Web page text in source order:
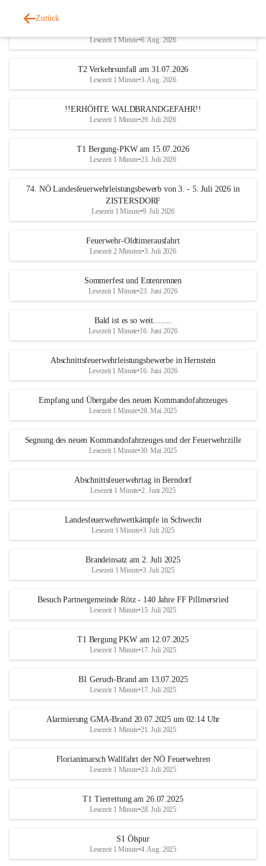
Zurück
Lesezeit 1 Minute•6. Aug. 2026
T2 Verkehrsunfall am 31.07.2026
Lesezeit 1 Minute•3. Aug. 2026
!!ERHÖHTE WALDBRANDGEFAHR!!
Lesezeit 1 Minute•29. Juli 2026
T1 Bergung-PKW am 15.07.2026
Lesezeit 1 Minute•23. Juli 2026
74. NÖ Landesfeuerwehrleistungsbewerb von 3. - 5. Juli 2026 in
ZISTERSDORF
Lesezeit 1 Minute•9. Juli 2026
Feuerwehr-Oldtimerausfahrt
Lesezeit 2 Minuten•3. Juli 2026
Sommerfest und Entenrennen
Lesezeit 1 Minute•23. Juni 2026
Bald ist es so weit........
Lesezeit 1 Minute•16. Juni 2026
Abschnittsfeuerwehrleistungsbewerbe in Hernstein
Lesezeit 1 Minute•16. Juni 2026
Empfang und Übergabe des neuen Kommandofahrzeuges
Lesezeit 1 Minute•28. Mai 2025
Segnung des neuen Kommandofahrzeuges und der Feuerwehrzille
Lesezeit 1 Minute•30. Mai 2025
Abschnittsfeuerwehrtag in Berndorf
Lesezeit 1 Minute•2. Juni 2025
Landesfeuerwehrwettkämpfe in Schwecht
Lesezeit 1 Minute•3. Juli 2025
Brandeinsatz am 2. Juli 2025
Lesezeit 1 Minute•3. Juli 2025
Besuch Partnergemeinde Rötz - 140 Jahre FF Pillmersried
Lesezeit 1 Minute•15. Juli 2025
T1 Bergung PKW am 12.07.2025
Lesezeit 1 Minute•17. Juli 2025
B1 Geruch-Brand am 13.07.2025
Lesezeit 1 Minute•17. Juli 2025
Alarmierung GMA-Brand 20.07.2025 um 02:14 Uhr
Lesezeit 1 Minute•21. Juli 2025
Florianimarsch Wallfahrt der NÖ Feuerwehren
Lesezeit 1 Minute•23. Juli 2025
T1 Tierrettung am 26.07.2025
Lesezeit 1 Minute•28. Juli 2025
S1 Ölspur
Lesezeit 1 Minute•4. Aug. 2025